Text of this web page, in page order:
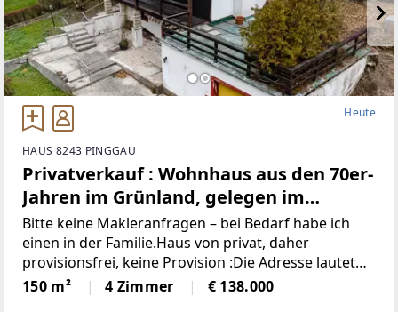
Heute
HAUS 8243 PINGGAU
Privatverkauf : Wohnhaus aus den 70er-
Jahren im Grünland, gelegen im
idyllischen Wechselgebiet
(Provisionsfrei)
Bitte keine Makleranfragen – bei Bedarf habe ich
einen in der Familie.Haus von privat, daher
provisionsfrei, keine Provision :Die Adresse lautet
“8243 Pinggau, Wiesenhöf 43“. Achtung : in
manchen Navis(auch
150 m² 4 Zimmer € 138.000